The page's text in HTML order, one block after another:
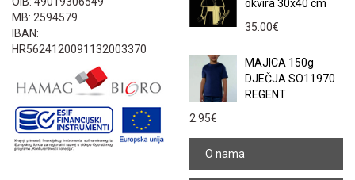
MB: 2594579
IBAN:
HR5624120091132003370
okvira 30x40 cm
35.00€
MAJICA 150g
DJEČJA SO11970
REGENT
2.95€
O nama